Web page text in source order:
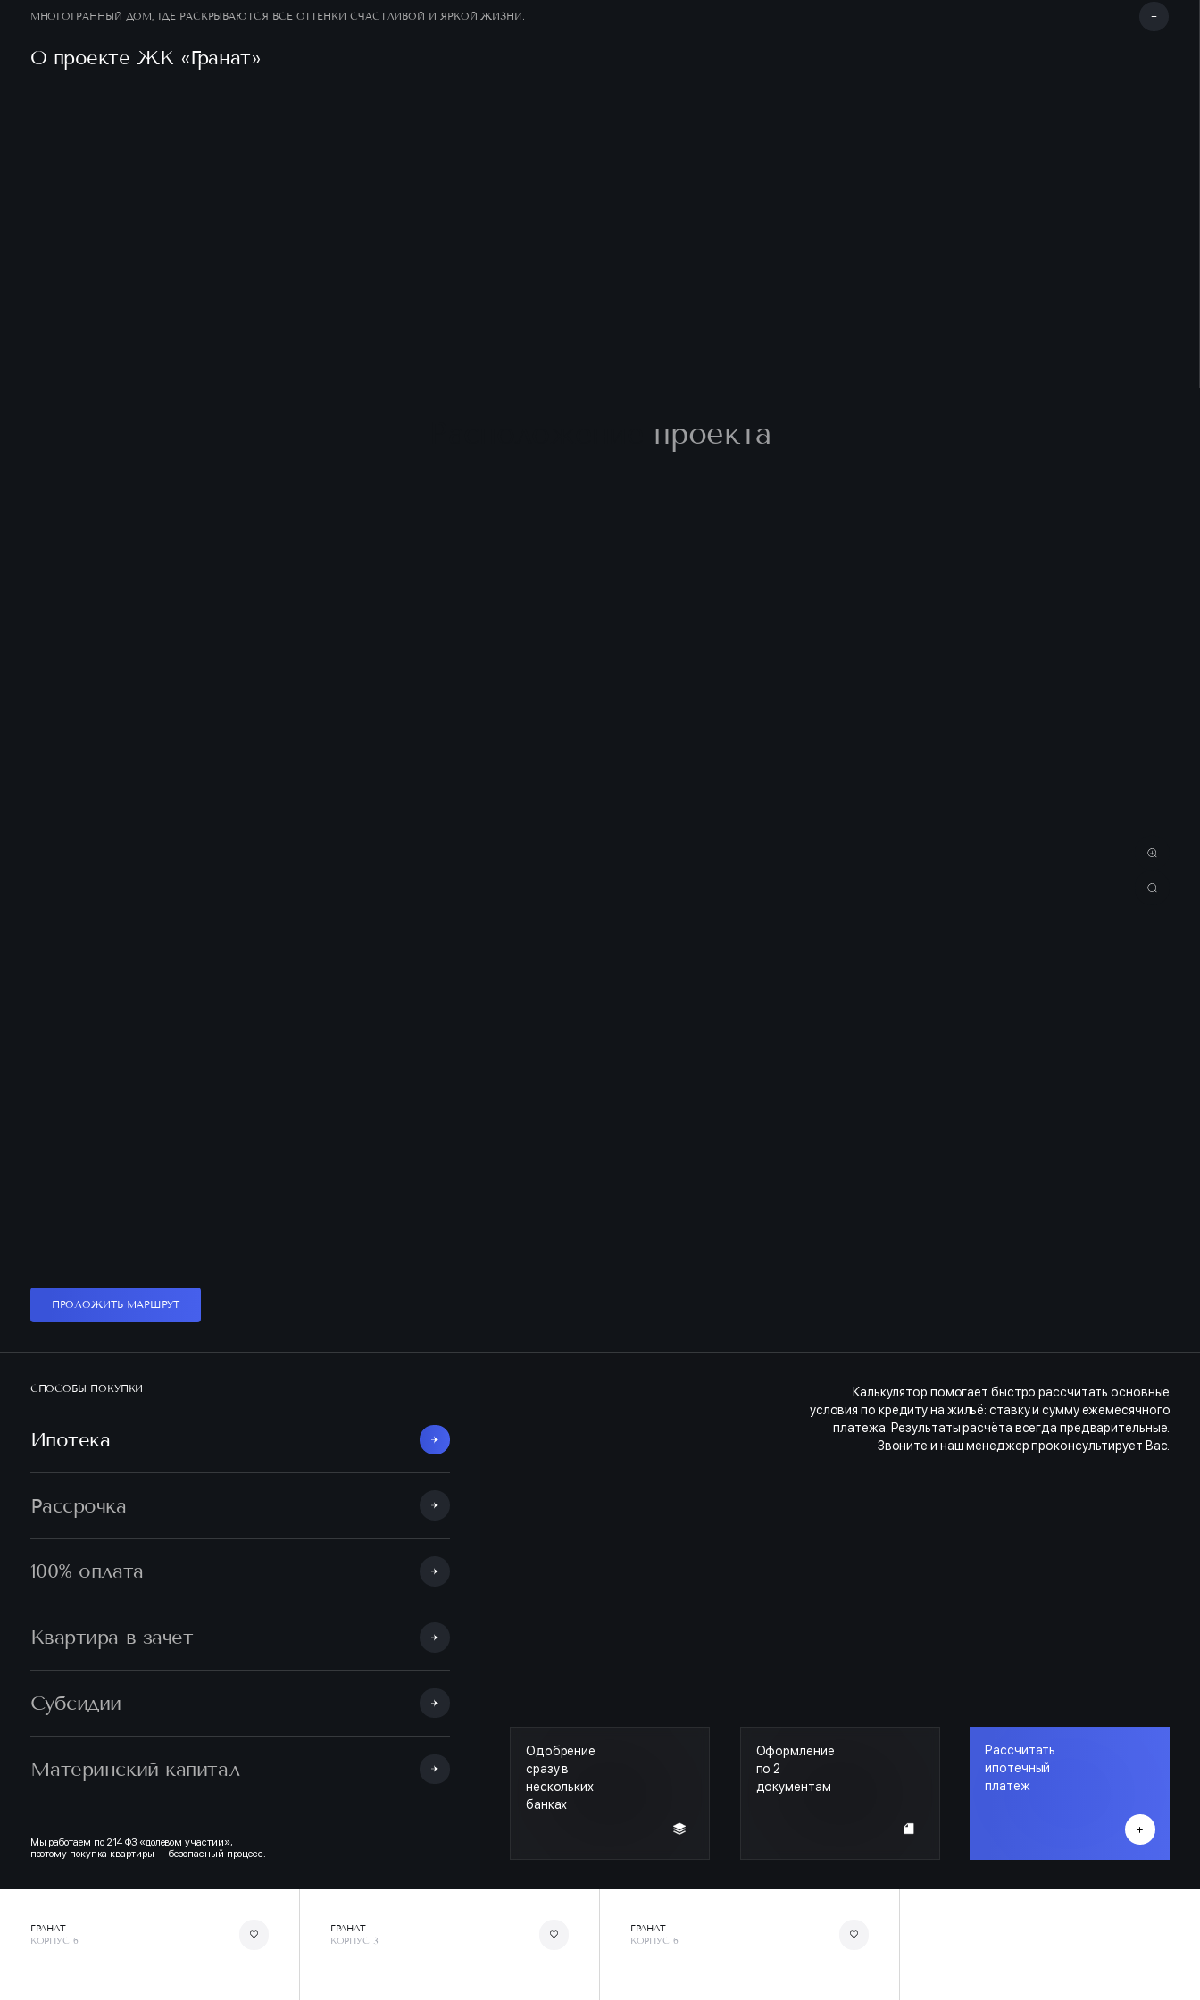
МНОГОГРАННЫЙ ДОМ, ГДЕ РАСКРЫВАЮТСЯ ВСЕ ОТТЕНКИ СЧАСТЛИВОЙ И ЯРКОЙ ЖИЗНИ.
О проекте ЖК «Гранат»
проекта
ПРОЛОЖИТЬ МАРШРУТ
СПОСОБЫ ПОКУПКИ
Ипотека
Рассрочка
100% оплата
Квартира в зачет
Субсидии
Материнский капитал
Мы работаем по 214 ФЗ «долевом участии»,
поэтому покупка квартиры — безопасный процесс.
Калькулятор помогает быстро рассчитать основные
условия по кредиту на жильё: ставку и сумму ежемесячного
платежа. Результаты расчёта всегда предварительные.
Звоните и наш менеджер проконсультирует Вас.
Одобрение
сразу в
нескольких
банках
Оформление
по 2
документам
Рассчитать
ипотечный
платеж
ГРАНАТ
КОРПУС 6
ГРАНАТ
КОРПУС 3
ГРАНАТ
КОРПУС 6